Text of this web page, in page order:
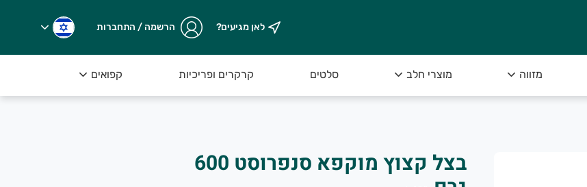
לאן מגיעים? הרשמה / התחברות
מזווה מוצרי חלב סלטים קרקרים ופריכיות קפואים
בצל קצוץ מוקפא סנפרוסט 600